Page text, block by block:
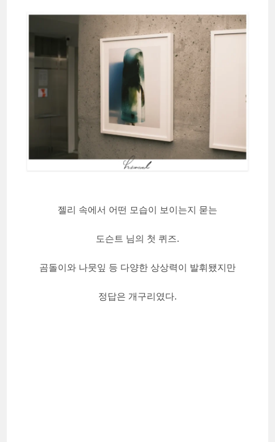
젤리 속에서 어떤 모습이 보이는지 묻는
도슨트 님의 첫 퀴즈.
곰돌이와 나뭇잎 등 다양한 상상력이 발휘됐지만
정답은 개구리였다.